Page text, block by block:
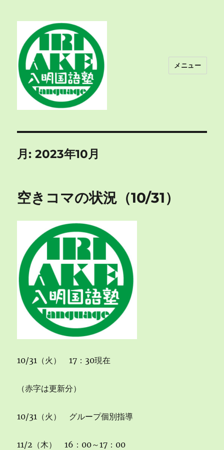
メニュー
月:2023年10月
空きコマの状況（10/31）
10/31（火） 17：30現在
（赤字は更新分）
10/31（火） グループ個別指導
11/2（木） 16：00～17：00